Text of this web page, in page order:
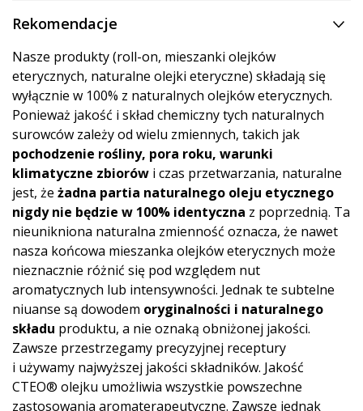
Rekomendacje
Nasze produkty (roll-on, mieszanki olejków
eterycznych, naturalne olejki eteryczne) składają się
wyłącznie w 100% z naturalnych olejków eterycznych.
Ponieważ jakość i skład chemiczny tych naturalnych
surowców zależy od wielu zmiennych, takich jak
pochodzenie rośliny, pora roku, warunki
klimatyczne zbiorów i czas przetwarzania, naturalne
jest, że żadna partia naturalnego oleju etycznego
nigdy nie będzie w 100% identyczna z poprzednią. Ta
nieunikniona naturalna zmienność oznacza, że nawet
nasza końcowa mieszanka olejków eterycznych może
nieznacznie różnić się pod względem nut
aromatycznych lub intensywności. Jednak te subtelne
niuanse są dowodem oryginalności i naturalnego
składu produktu, a nie oznaką obniżonej jakości.
Zawsze przestrzegamy precyzyjnej receptury
i używamy najwyższej jakości składników. Jakość
CTEO® olejku umożliwia wszystkie powszechne
zastosowania aromaterapeutyczne. Zawsze jednak